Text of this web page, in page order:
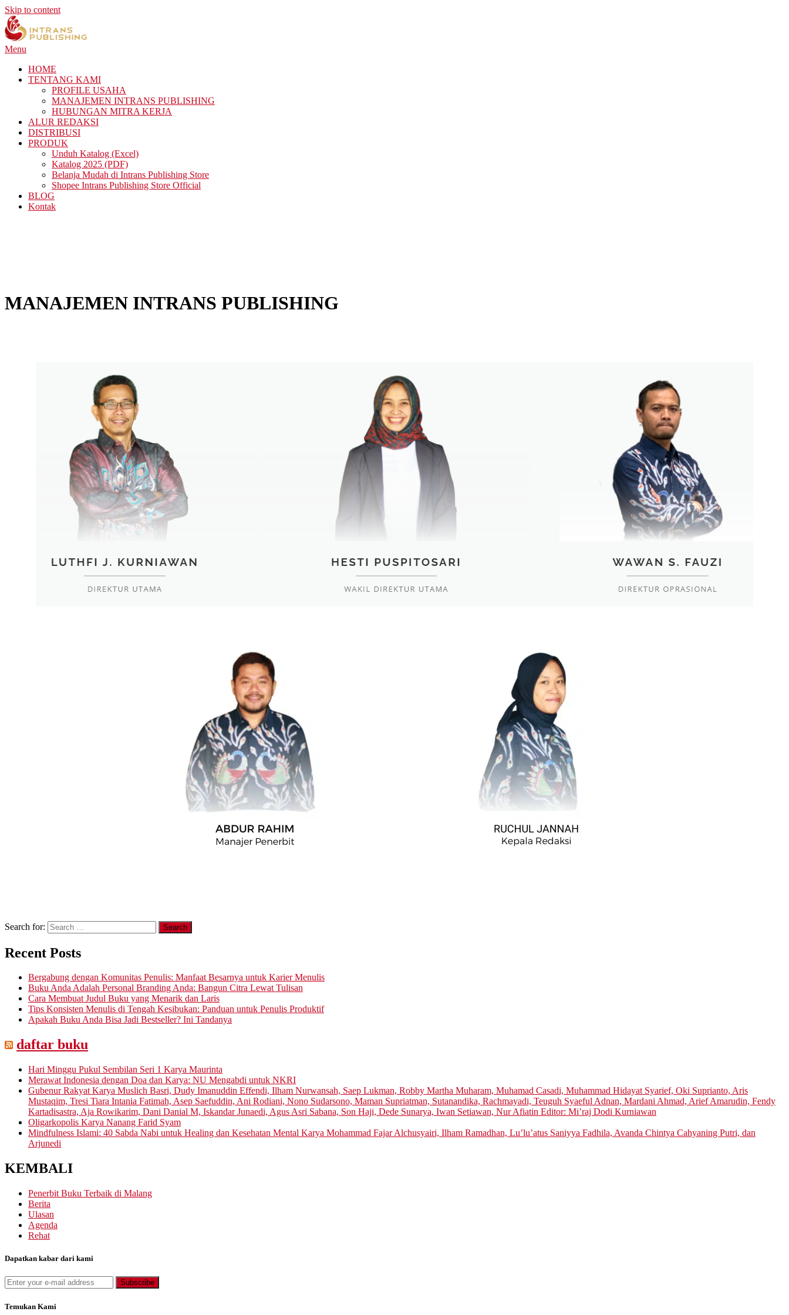
Skip to content
Menu
HOME
TENTANG KAMI
PROFILE USAHA
MANAJEMEN INTRANS PUBLISHING
HUBUNGAN MITRA KERJA
ALUR REDAKSI
DISTRIBUSI
PRODUK
Unduh Katalog (Excel)
Katalog 2025 (PDF)
Belanja Mudah di Intrans Publishing Store
Shopee Intrans Publishing Store Official
BLOG
Kontak
MANAJEMEN INTRANS PUBLISHING
Search for:
Recent Posts
Bergabung dengan Komunitas Penulis: Manfaat Besarnya untuk Karier Menulis
Buku Anda Adalah Personal Branding Anda: Bangun Citra Lewat Tulisan
Cara Membuat Judul Buku yang Menarik dan Laris
Tips Konsisten Menulis di Tengah Kesibukan: Panduan untuk Penulis Produktif
Apakah Buku Anda Bisa Jadi Bestseller? Ini Tandanya
daftar buku
Hari Minggu Pukul Sembilan Seri 1 Karya Maurinta
Merawat Indonesia dengan Doa dan Karya: NU Mengabdi untuk NKRI
Gubenur Rakyat Karya Muslich Basri, Dudy Imanuddin Effendi, Ilham Nurwansah, Saep Lukman, Robby Martha Muharam, Muhamad Casadi, Muhammad Hidayat Syarief, Oki Suprianto, Aris
Mustaqim, Tresi Tiara Intania Fatimah, Asep Saefuddin, Ani Rodiani, Nono Sudarsono, Maman Supriatman, Sutanandika, Rachmayadi, Teuguh Syaeful Adnan, Mardani Ahmad, Arief Amarudin, Fendy
Kartadisastra, Aja Rowikarim, Dani Danial M, Iskandar Junaedi, Agus Asri Sabana, Son Haji, Dede Sunarya, Iwan Setiawan, Nur Afiatin Editor: Mi’raj Dodi Kurniawan
Oligarkopolis Karya Nanang Farid Syam
Mindfulness Islami: 40 Sabda Nabi untuk Healing dan Kesehatan Mental Karya Mohammad Fajar Alchusyairi, Ilham Ramadhan, Lu’lu’atus Saniyya Fadhila, Avanda Chintya Cahyaning Putri, dan
Arjunedi
KEMBALI
Penerbit Buku Terbaik di Malang
Berita
Ulasan
Agenda
Rehat
Dapatkan kabar dari kami
Temukan Kami